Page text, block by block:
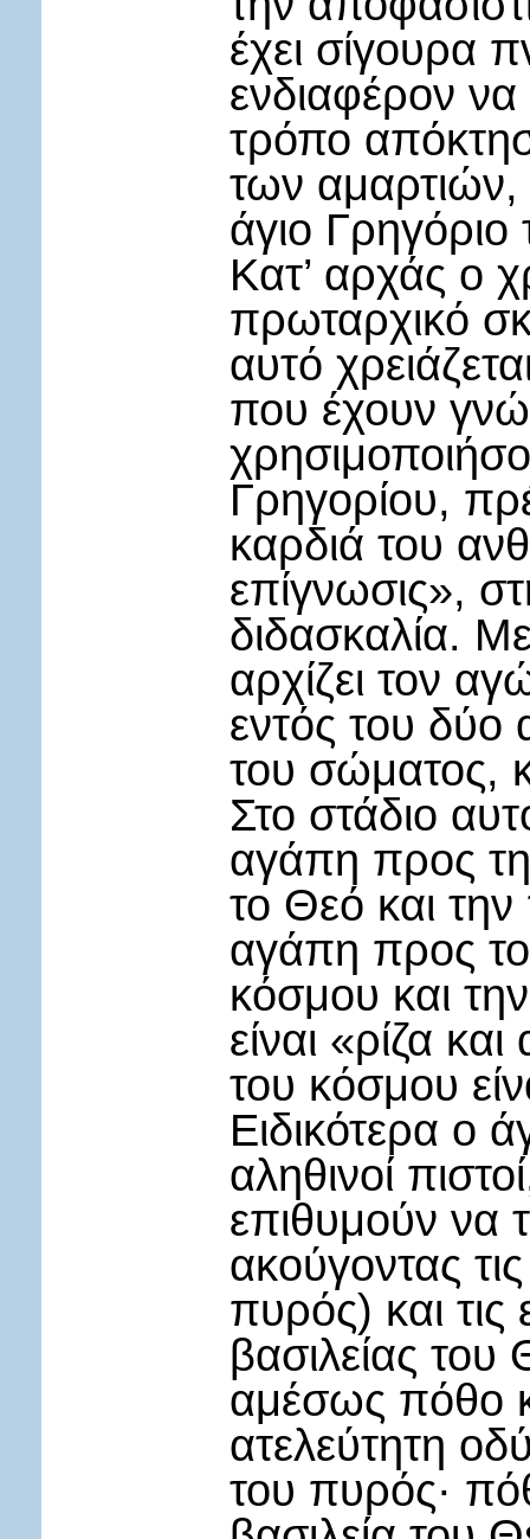
έχει σίγουρα
ενδιαφέρον
τρόπο
των
άγιο
Κατ’ αρχάς ο
πρωταρχικό
αυτό
που έχουν
Γρηγορίου,
καρδιά του
επίγνωσις»,
διδασκαλία.
αρχίζει τον
εντός του δύο
του σώματος,
Στο στάδιο
αγάπη προς
το Θεό και
αγάπη προς
κόσμου και
είναι «ρίζα
του κόσμου
Ειδικότερα ο
αληθινοί
επιθυμούν να
ακούγοντας
πυρός) και τις
βασιλείας
αμέσως πόθο
ατελεύτητη
του πυρός·